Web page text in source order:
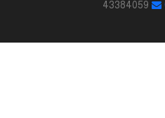
43384059